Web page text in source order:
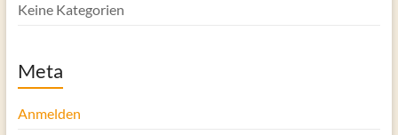
Keine Kategorien
Meta
Anmelden